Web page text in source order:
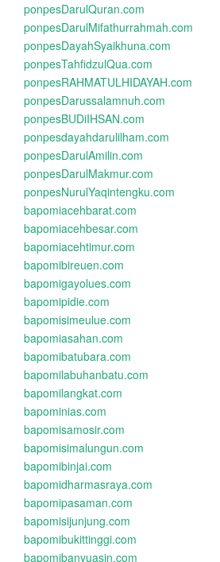
ponpesDarulQuran.com
ponpesDarulMifathurrahmah.com
ponpesDayahSyaikhuna.com
ponpesTahfidzulQua.com
ponpesRAHMATULHIDAYAH.com
ponpesDarussalamnuh.com
ponpesBUDiIHSAN.com
ponpesdayahdarulilham.com
ponpesDarulAmilin.com
ponpesDarulMakmur.com
ponpesNurulYaqintengku.com
bapomiacehbarat.com
bapomiacehbesar.com
bapomiacehtimur.com
bapomibireuen.com
bapomigayolues.com
bapomipidie.com
bapomisimeulue.com
bapomiasahan.com
bapomibatubara.com
bapomilabuhanbatu.com
bapomilangkat.com
bapominias.com
bapomisamosir.com
bapomisimalungun.com
bapomibinjai.com
bapomidharmasraya.com
bapomipasaman.com
bapomisijunjung.com
bapomibukittinggi.com
bapomibanyuasin.com